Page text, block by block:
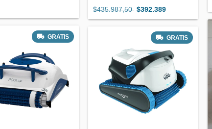
$435.987,50 $392.389
GRATIS GRATIS